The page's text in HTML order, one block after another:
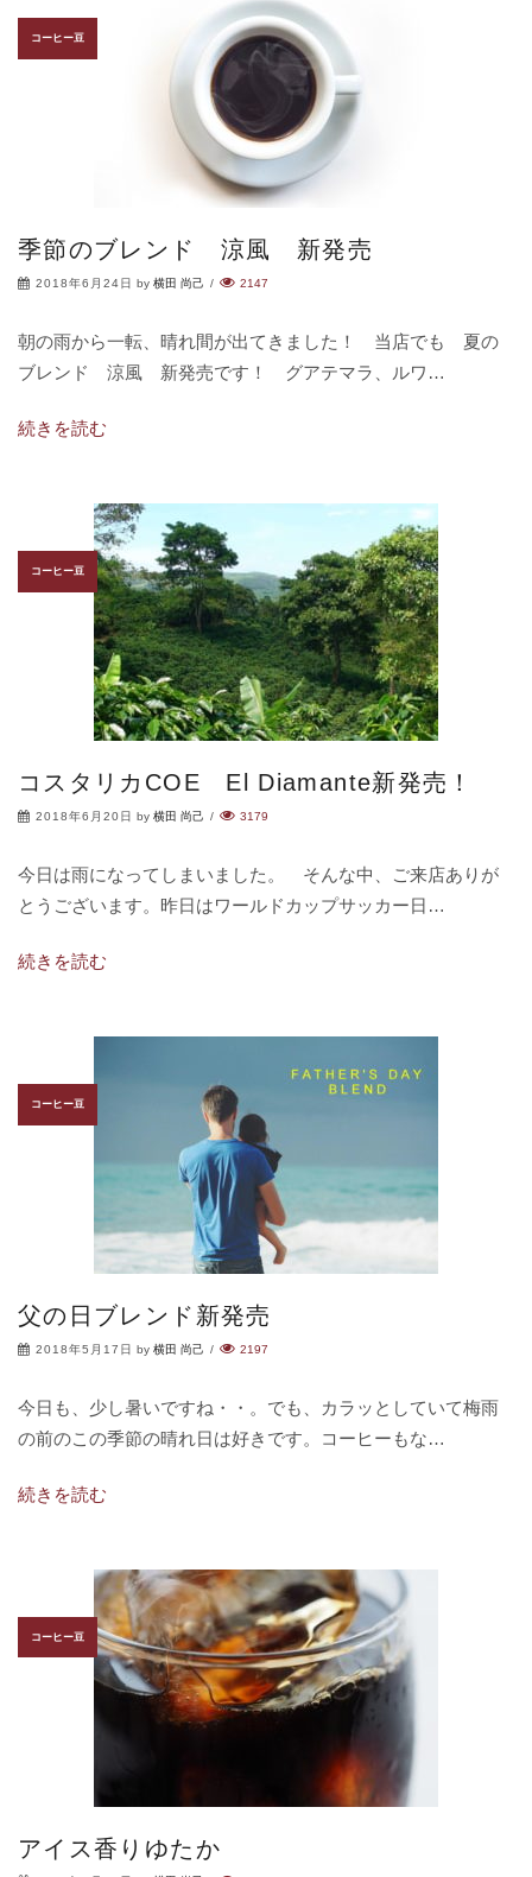
コーヒー豆
季節のブレンド 涼風 新発売
2018年6月24日 by 横田 尚己 / 2147
朝の雨から一転、晴れ間が出てきました！ 当店でも 夏の
ブレンド 涼風 新発売です！ グアテマラ、ルワ…
続きを読む
コーヒー豆
コスタリカCOE El Diamante新発売！
2018年6月20日 by 横田 尚己 / 3179
今日は雨になってしまいました。 そんな中、ご来店ありが
とうございます。昨日はワールドカップサッカー日…
続きを読む
コーヒー豆
父の日ブレンド新発売
2018年5月17日 by 横田 尚己 / 2197
今日も、少し暑いですね・・。でも、カラッとしていて梅雨
の前のこの季節の晴れ日は好きです。コーヒーもな…
続きを読む
コーヒー豆
アイス香りゆたか